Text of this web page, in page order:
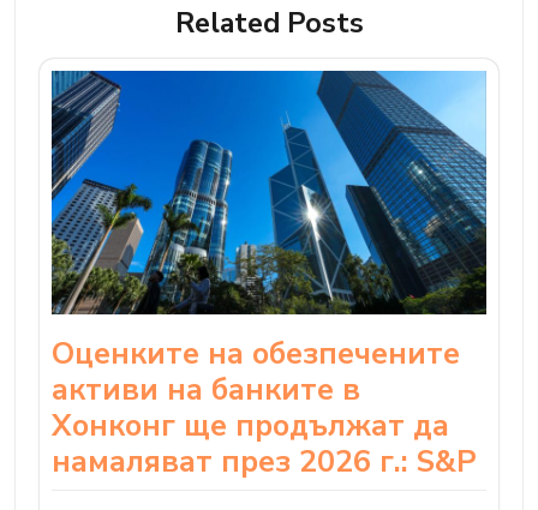
Related Posts
Оценките на обезпечените
активи на банките в
Хонконг ще продължат да
намаляват през 2026 г.: S&P